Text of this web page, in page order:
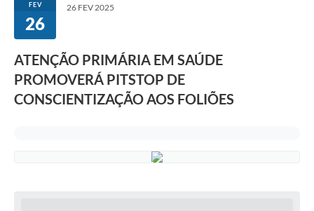
FEV
26
26 FEV 2025
ATENÇÃO PRIMÁRIA EM SAÚDE
PROMOVERÁ PITSTOP DE
CONSCIENTIZAÇÃO AOS FOLIÕES